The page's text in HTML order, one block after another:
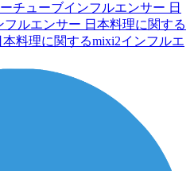
チューブインフルエンサー 日
フルエンサー 日本料理に関する
本料理に関するmixi2インフルエ